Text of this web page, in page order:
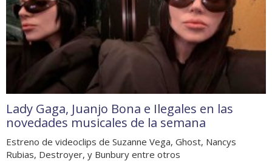
Lady Gaga, Juanjo Bona e Ilegales en las
novedades musicales de la semana
Estreno de videoclips de Suzanne Vega, Ghost, Nancys
Rubias, Destroyer, y Bunbury entre otros